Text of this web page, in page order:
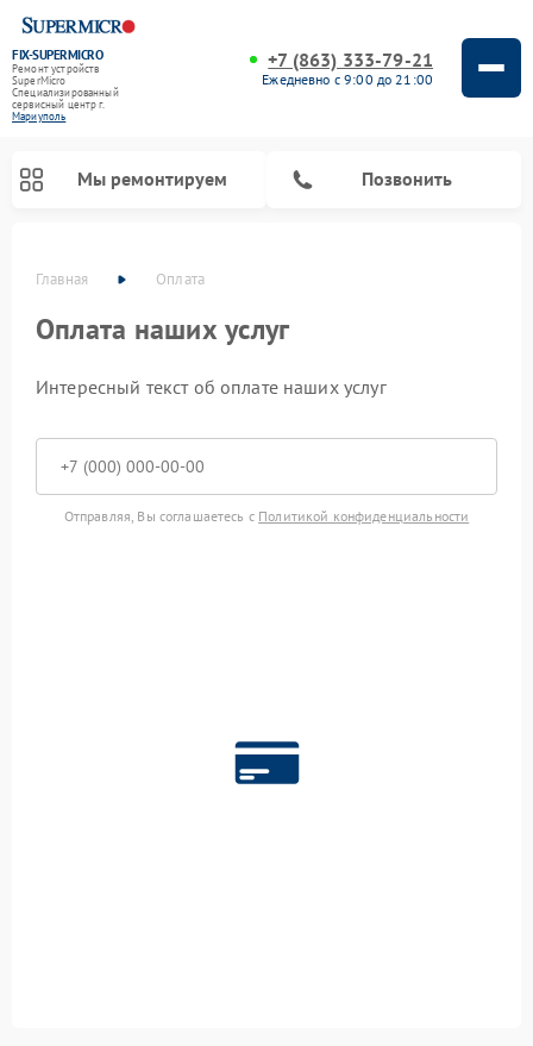
FIX-SUPERMICRO
Ремонт устройств
SuperMicro
Специализированный
cервисный центр г.
Мариуполь
+7 (863) 333-79-21
Ежедневно с 9:00 до 21:00
Мы ремонтируем Позвонить
Главная Оплата
Оплата наших услуг
Интересный текст об оплате наших услуг
Отправляя, Вы соглашаетесь с Политикой конфиденциальности